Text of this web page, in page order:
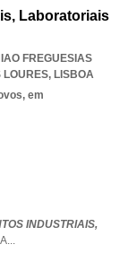
Laboratoriais
FREGUESIAS
LOURES, LISBOA
em
INDUSTRIAIS,
...